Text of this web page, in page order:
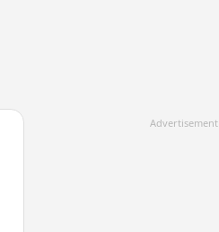
Advertisement